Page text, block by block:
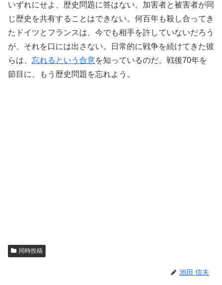
いずれにせよ、歴史問題に答はない。加害者と被害者が同
じ歴史を共有することはできない。何百年も殺し合ってき
たドイツとフランスは、今でも相手を許していないだろう
が、それを口には出さない。日常的に戦争を続けてきた彼
らは、 忘れるという合意を知っているのだ。戦後70年を
節目に、もう歴史問題を忘れよう。
同時投稿
池田 信夫